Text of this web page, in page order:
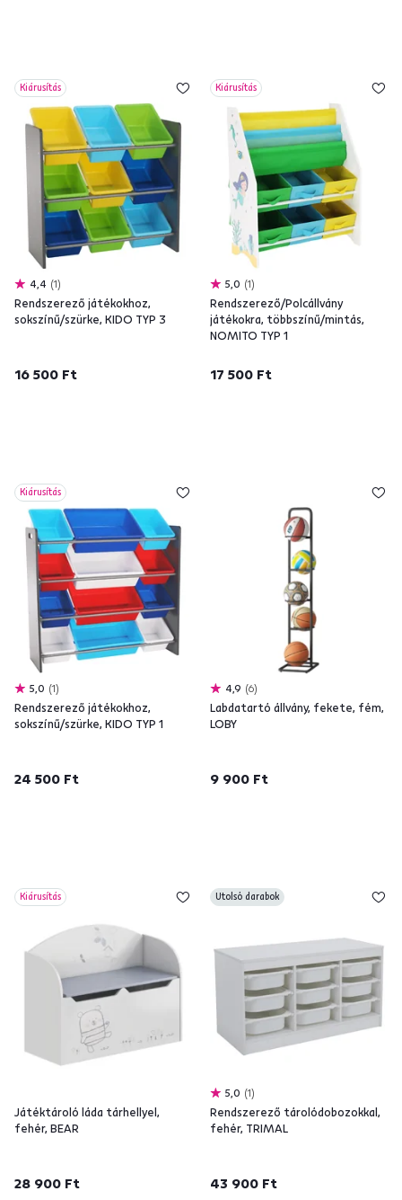
Kiárusítás
4,4 1
Rendszerező játékokhoz,
sokszínű/szürke, KIDO TYP 3
16 500 Ft
Kiárusítás
5,0 1
Rendszerező/Polcállvány
játékokra, többszínű/mintás,
NOMITO TYP 1
17 500 Ft
Kiárusítás
5,0 1
Rendszerező játékokhoz,
sokszínű/szürke, KIDO TYP 1
24 500 Ft
4,9 6
Labdatartó állvány, fekete, fém,
LOBY
9 900 Ft
Kiárusítás
Játéktároló láda tárhellyel,
fehér, BEAR
28 900 Ft
Utolsó darabok
5,0 1
Rendszerező tárolódobozokkal,
fehér, TRIMAL
43 900 Ft